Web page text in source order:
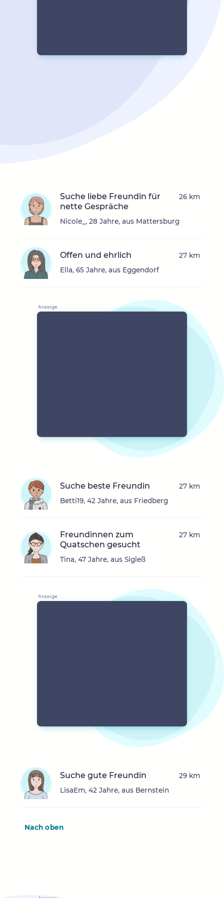
Suche liebe Freundin für
nette Gespräche
Nicole_, 28 Jahre, aus Mattersburg
26 km
Offen und ehrlich
Ella, 65 Jahre, aus Eggendorf
27 km
Suche beste Freundin
Betti19, 42 Jahre, aus Friedberg
27 km
Freundinnen zum
Quatschen gesucht
Tina, 47 Jahre, aus Sigleß
27 km
Suche gute Freundin
LisaEm, 42 Jahre, aus Bernstein
29 km
Nach oben